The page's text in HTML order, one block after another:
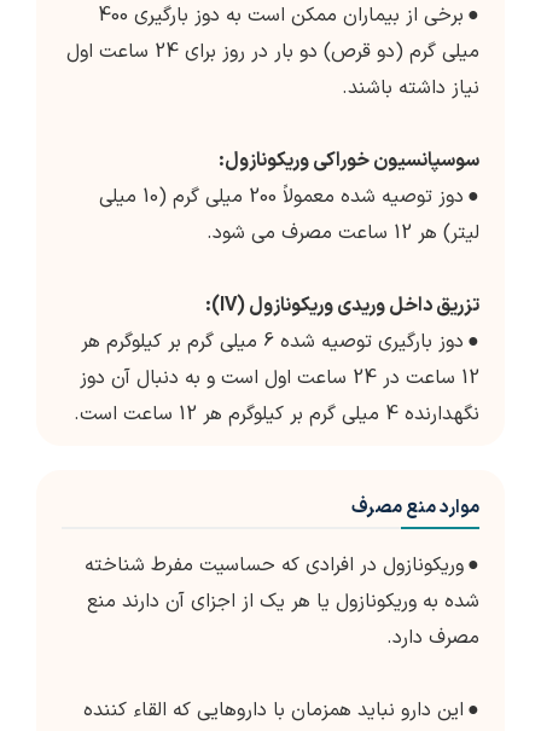
●
برخی از بیماران ممکن است به دوز بارگیری 400
میلی گرم (دو قرص) دو بار در روز برای 24 ساعت اول
نیاز داشته باشند.
سوسپانسیون خوراکی وریکونازول:
●
دوز توصیه شده معمولاً 200 میلی گرم (10 میلی
لیتر) هر 12 ساعت مصرف می شود.
تزریق داخل وریدی وریکونازول (IV):
●
دوز بارگیری توصیه شده 6 میلی گرم بر کیلوگرم هر
12 ساعت در 24 ساعت اول است و به دنبال آن دوز
نگهدارنده 4 میلی گرم بر کیلوگرم هر 12 ساعت است.
موارد منع مصرف
●وریکونازول در افرادی که حساسیت مفرط شناخته
شده به وریکونازول یا هر یک از اجزای آن دارند منع
مصرف دارد.
● این دارو نباید همزمان با داروهایی که القاء کننده